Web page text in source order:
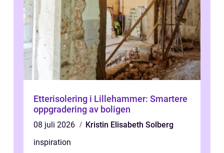
Etterisolering i Lillehammer: Smartere
oppgradering av boligen
08 juli 2026
Kristin Elisabeth Solberg
inspiration